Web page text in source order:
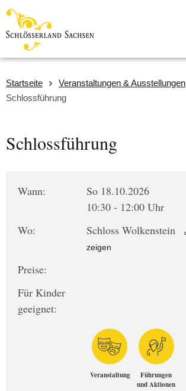
Startseite
Veranstaltungen & Ausstellungen
Schlossführung
Schlossführung
Wann:
So 18.10.2026
10:30 - 12:00 Uhr
Wo:
Schloss Wolkenstein
zeigen
Preise:
Für Kinder
geeignet:
Veranstaltung
Führungen
und Aktionen